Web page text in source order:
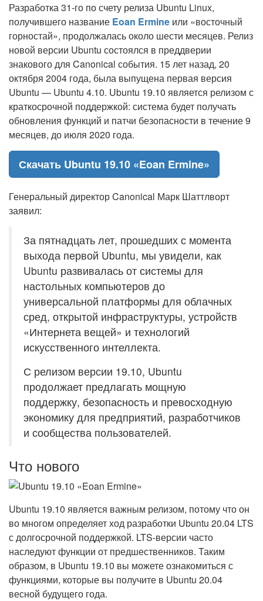
Разработка 31-го по счету релиза Ubuntu Linux,
получившего название Eoan Ermine или «восточный
горностай», продолжалась около шести месяцев. Релиз
новой версии Ubuntu состоялся в преддверии
знакового для Canonical события. 15 лет назад, 20
октября 2004 года, была выпущена первая версия
Ubuntu — Ubuntu 4.10. Ubuntu 19.10 является релизом с
краткосрочной поддержкой: система будет получать
обновления функций и патчи безопасности в течение 9
месяцев, до июля 2020 года.
Скачать Ubuntu 19.10 «Eoan Ermine»
Генеральный директор Canonical Марк Шаттлворт
заявил:
За пятнадцать лет, прошедших с момента
выхода первой Ubuntu, мы увидели, как
Ubuntu развивалась от системы для
настольных компьютеров до
универсальной платформы для облачных
сред, открытой инфраструктуры, устройств
«Интернета вещей» и технологий
искусственного интеллекта.
С релизом версии 19.10, Ubuntu
продолжает предлагать мощную
поддержку, безопасность и превосходную
экономику для предприятий, разработчиков
и сообщества пользователей.
Что нового
Ubuntu 19.10 является важным релизом, потому что он
во многом определяет ход разработки Ubuntu 20.04 LTS
с долгосрочной поддержкой. LTS-версии часто
наследуют функции от предшественников. Таким
образом, в Ubuntu 19.10 вы можете ознакомиться с
функциями, которые вы получите в Ubuntu 20.04
весной будущего года.